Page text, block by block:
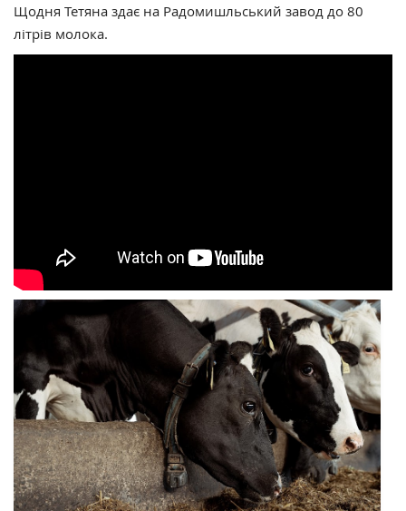
Щодня Тетяна здає на Радомишльський завод до 80
літрів молока.